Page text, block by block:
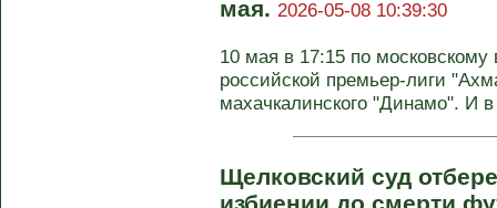
мая. 2026-05-08 10:39:30
10 мая в 17:15 по московскому
российской премьер-лиги
махачкалинского "Динамо". И
Щелковский суд